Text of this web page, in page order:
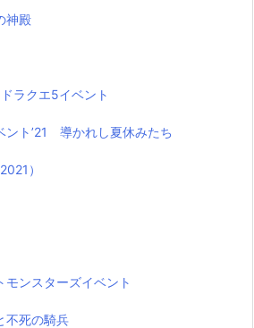
神殿
ラクエ5イベント
ント’21 導かれし夏休みたち
）
モンスターズイベント
不死の騎兵